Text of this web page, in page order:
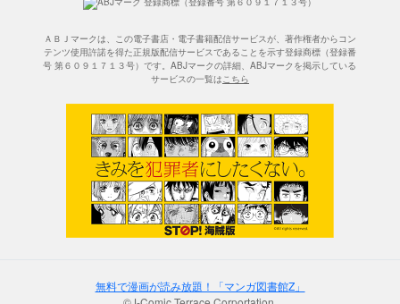
ＡＢＪマークは、この電子書店・電子書籍配信サービスが、著作権者からコン
テンツ使用許諾を得た正規版配信サービスであることを示す登録商標（登録番
号 第６０９１７１３号）です。ABJマークの詳細、ABJマークを掲示している
サービスの一覧はこちら
無料で漫画が読み放題！「マンガ図書館Z」